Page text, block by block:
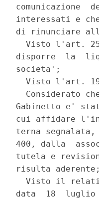
interessati e
di rinunciare
Visto l'art.
disporre  la
societa';
Visto l'art.
Considerato
Gabinetto e'
cui affidare
terna
400, dalla
tutela e
risulta
Visto il
data  18